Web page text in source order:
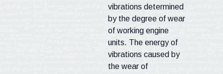
vibrations determined
by the degree of wear
of working engine
units. The energy of
vibrations caused by
the wear of